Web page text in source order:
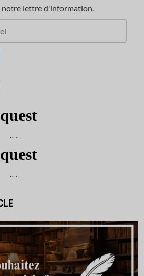
notre lettre d'information.